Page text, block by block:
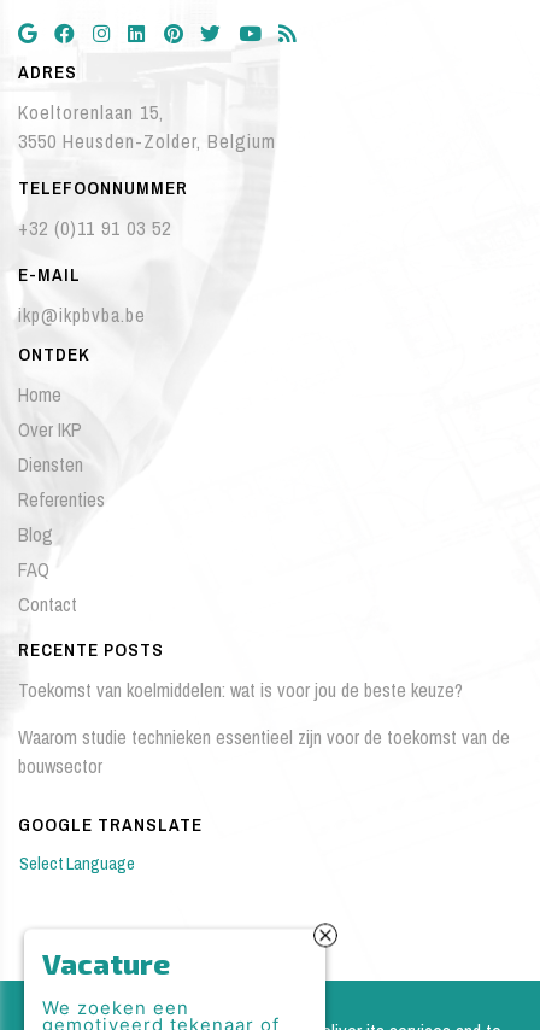
ADRES
Koeltorenlaan 15,
​​​​​​​3550 Heusden-Zolder, Belgium
TELEFOONNUMMER
+32 (0)11 91 03 52
E-MAIL
ikp@ikpbvba.be
ONTDEK
Home
Over IKP
Diensten
Referenties
Blog
FAQ
Contact
RECENTE POSTS
Toekomst van koelmiddelen: wat is voor jou de beste keuze?
Waarom studie technieken essentieel zijn voor de toekomst van de
bouwsector
GOOGLE TRANSLATE
Select Language
Copyright © 2026 IKP Engineering BVBA. All rights reserved. |
Vacature
We zoeken een
gemotiveerd tekenaar of